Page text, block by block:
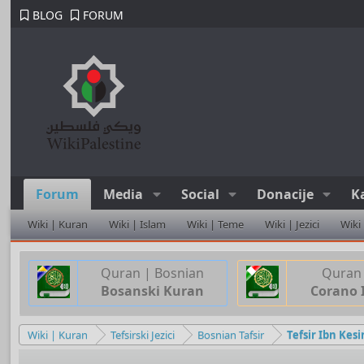
BLOG FORUM
Forum Media Social Donacije
Wiki | Kuran Wiki | Islam Wiki | Teme Wiki | Jezici Wiki
Quran | Bosnian
Bosanski Kuran
Corano
Wiki | Kuran Tefsirski Jezici Bosnian Tafsir Tefsir Ibn